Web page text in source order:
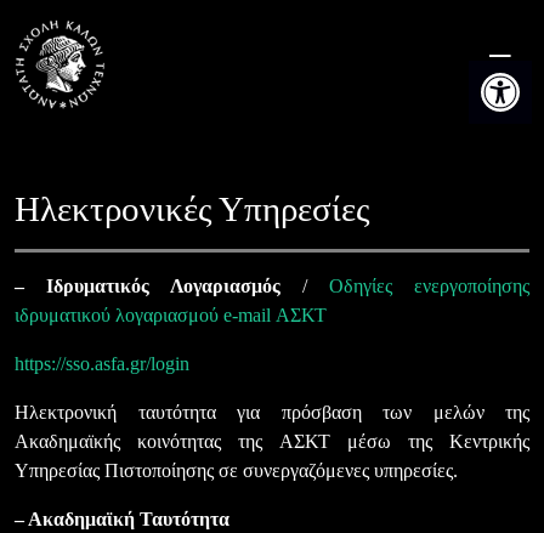
Ανοίξτε
content
Ηλεκτρονικές Υπηρεσίες
– Ιδρυματικός Λογαριασμός / Οδηγίες ενεργοποίησης
ιδρυματικού λογαριασμού e-mail ΑΣΚΤ
https://sso.asfa.gr/login
Ηλεκτρονική ταυτότητα για πρόσβαση των μελών της
Ακαδημαϊκής κοινότητας της ΑΣΚΤ μέσω της Κεντρικής
Υπηρεσίας Πιστοποίησης σε συνεργαζόμενες υπηρεσίες.
– Ακαδημαϊκή Ταυτότητα